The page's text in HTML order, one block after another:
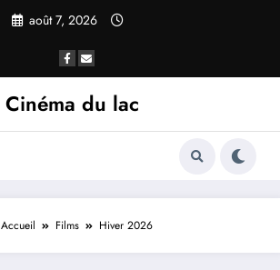
août 7, 2026
Cinéma du lac
Accueil Films Hiver 2026